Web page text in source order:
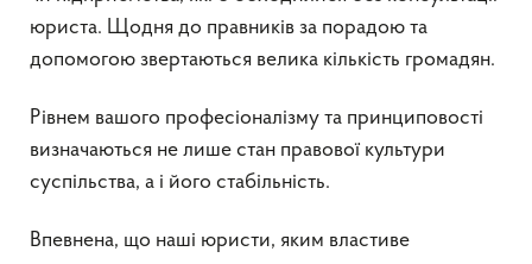
юриста. Щодня до правників за порадою та
допомогою звертаються велика кількість громадян.
Рівнем вашого професіоналізму та принциповості
визначаються не лише стан правової культури
суспільства, а і його стабільність.
Впевнена, що наші юристи, яким властиве